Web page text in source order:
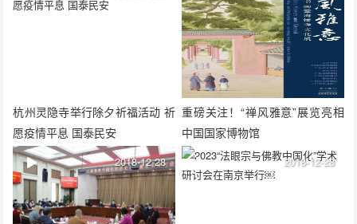
杭州灵隐寺举行除夕祈福活动 祈
愿疫情平息 国泰民安
重磅关注！“禅风雅意”展览亮相
中国国家博物馆
2018-12-28 2018-12-28